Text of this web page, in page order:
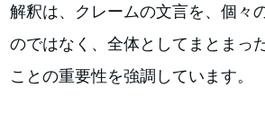
解釈は、クレームの文言を、個々
のではなく、全体としてまとまっ
ことの重要性を強調しています。